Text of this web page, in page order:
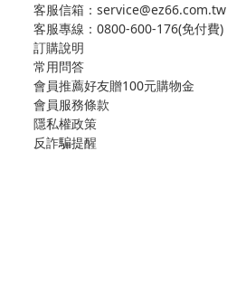
客服信箱：service@ez66.com.tw
客服專線： 0800-600-176(免付費)
訂購說明
常用問答
會員推薦好友贈100元購物金
會員服務條款
隱私權政策
反詐騙提醒